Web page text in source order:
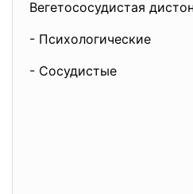
Вегетососудистая
-
- Сосудистые -